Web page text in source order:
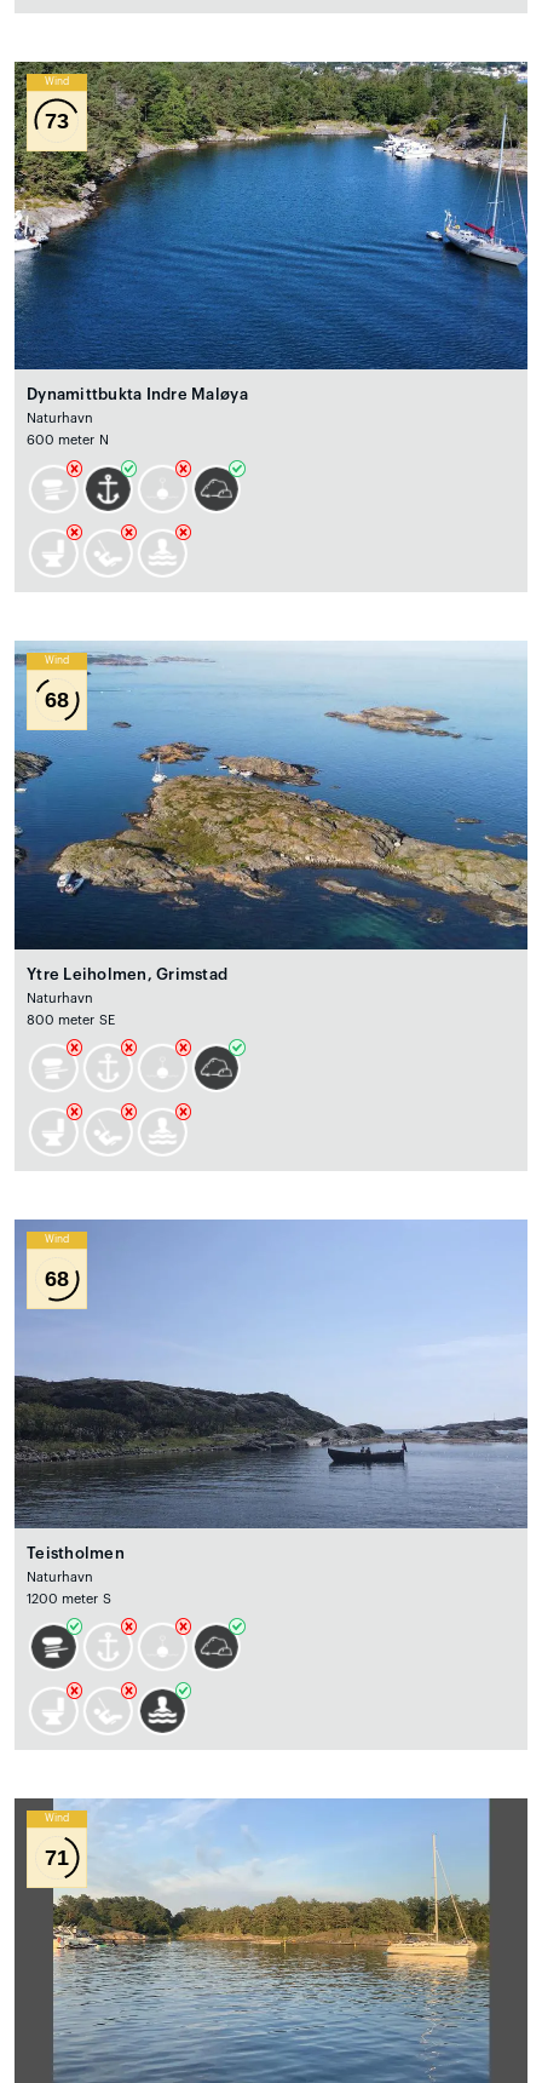
Wind
73
Dynamittbukta Indre Maløya
Naturhavn
600 meter N
Wind
68
Ytre Leiholmen, Grimstad
Naturhavn
800 meter SE
Wind
68
Teistholmen
Naturhavn
1200 meter S
Wind
71